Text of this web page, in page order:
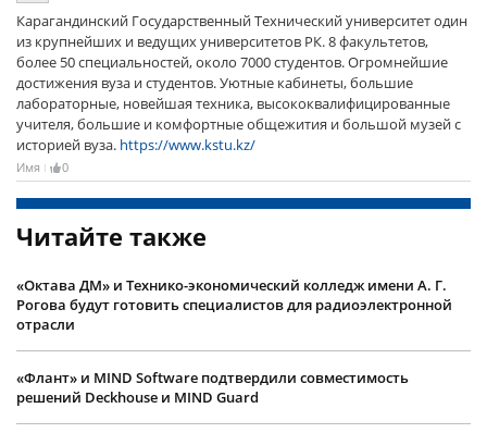
Карагандинский Государственный Технический университет один
из крупнейших и ведущих университетов РК. 8 факультетов,
более 50 специальностей, около 7000 студентов. Огромнейшие
достижения вуза и студентов. Уютные кабинеты, большие
лабораторные, новейшая техника, высококвалифицированные
учителя, большие и комфортные общежития и большой музей с
историей вуза. https://www.kstu.kz/
Имя 0
Читайте также
«Октава ДМ» и Технико-экономический колледж имени А. Г.
Рогова будут готовить специалистов для радиоэлектронной
отрасли
«Флант» и MIND Software подтвердили совместимость
решений Deckhouse и MIND Guard